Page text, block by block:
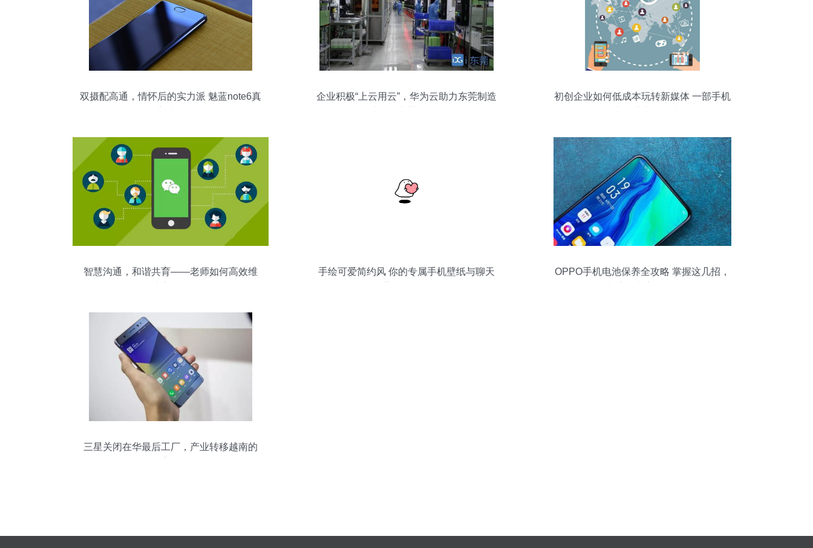
双摄配高通，情怀后的实力派 魅蓝note6真
企业积极“上云用云”，华为云助力东莞制造
初创企业如何低成本玩转新媒体 一部手机
智慧沟通，和谐共育——老师如何高效维
手绘可爱简约风 你的专属手机壁纸与聊天
OPPO手机电池保养全攻略 掌握这几招，
三星关闭在华最后工厂，产业转移越南的